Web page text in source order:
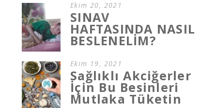
Ekim 20, 2021
SINAV
HAFTASINDA NASIL
BESLENELİM?
Ekim 19, 2021
Sağlıklı Akciğerler
İçin Bu Besinleri
Mutlaka Tüketin